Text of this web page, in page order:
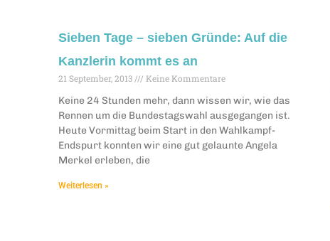
Sieben Tage – sieben Gründe: Auf die
Kanzlerin kommt es an
21 September, 2013 Keine Kommentare
Keine 24 Stunden mehr, dann wissen wir, wie das
Rennen um die Bundestagswahl ausgegangen ist.
Heute Vormittag beim Start in den Wahlkampf-
Endspurt konnten wir eine gut gelaunte Angela
Merkel erleben, die
Weiterlesen »